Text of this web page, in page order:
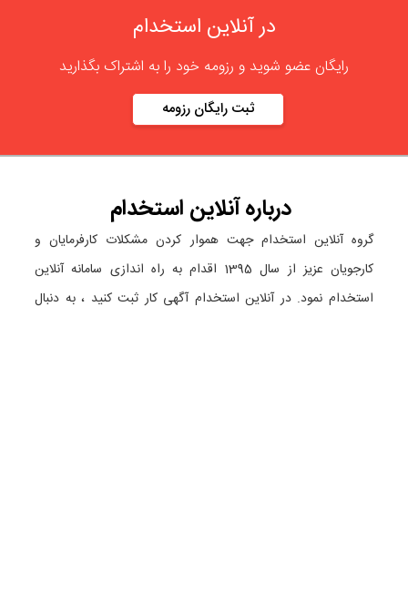
در آنلاین استخدام
رایگان عضو شوید و رزومه خود را به اشتراک بگذارید
ثبت رایگان رزومه
دربارهآنلاین استخدام
گروه آنلاین استخدام جهت هموار کردن مشکلات کارفرمایان و
کارجویان عزیز از سال 1395 اقدام به راه اندازی سامانه آنلاین
استخدام نمود. در آنلاین استخدام آگهی کار ثبت کنید ، به دنبال